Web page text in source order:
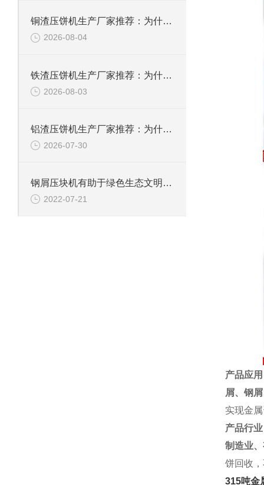
铜渣压饼机生产厂家推荐：为什么恩派特成为众多企业的信赖？
2026-08-04
铁渣压饼机生产厂家推荐：为什么恩派特成为众多企业的优选？
2026-08-03
铝渣压饼机生产厂家推荐：为什么恩派特是值得信赖的选择？
2026-07-30
钢屑压块机有助于绿色生态文明的建设
2022-07-21
产品应
屑、 钢屑
实现金
产品行
制造业
饼回收
315吨金